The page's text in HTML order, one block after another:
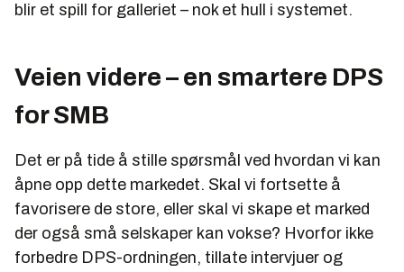
blir et spill for galleriet – nok et hull i systemet.
Veien videre – en smartere DPS
for SMB
Det er på tide å stille spørsmål ved hvordan vi kan
åpne opp dette markedet. Skal vi fortsette å
favorisere de store, eller skal vi skape et marked
der også små selskaper kan vokse? Hvorfor ikke
forbedre DPS-ordningen, tillate intervjuer og